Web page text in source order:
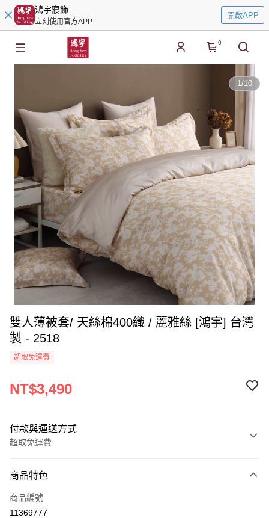
鴻宇寢飾
立刻使用官方APP
開啟APP
0
1/10
雙人薄被套/ 天絲棉400織 / 麗雅絲 [鴻宇] 台灣
製 - 2518
超取免運費
NT$3,490
付款與運送方式
超取免運費
信用卡一次付款
超商取貨付款
商品特色
商品編號
11369777